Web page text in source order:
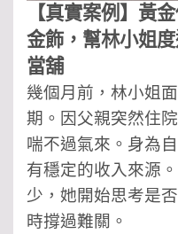
【真實案例】黃
金飾，幫林小姐
當舖
幾個月前，林小姐
期。因父親突然住
喘不過氣來。身為
有穩定的收入來源
少，她開始思考是
時撐過難關。